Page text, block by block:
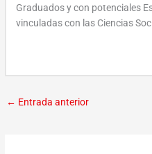
Graduados y con potenciales
vinculadas con las Ciencias
← Entrada anterior